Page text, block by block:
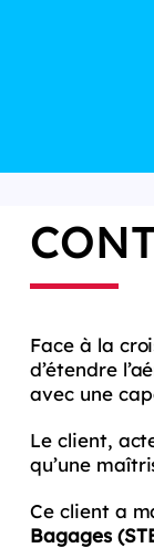
Face à la
d’étendre
avec une
Le client,
qu’une
Ce client a
Bagages